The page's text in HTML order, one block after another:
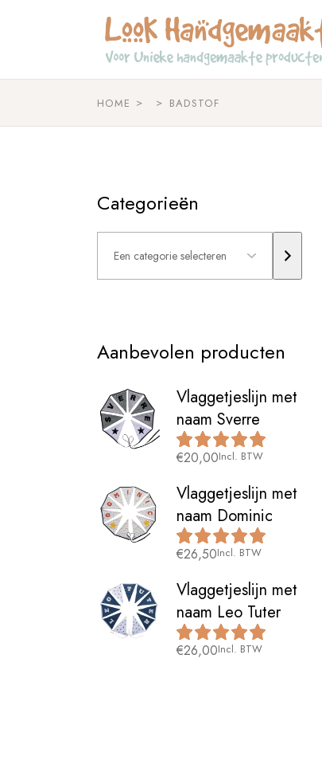
HOME BADSTOF
Categorieën
Een
categorie
selecteren
Aanbevolen producten
Vlaggetjeslijn met
naam Sverre
€20,00Incl. BTW
Vlaggetjeslijn met
naam Dominic
€26,50Incl. BTW
Vlaggetjeslijn met
naam Leo Tuter
€26,00Incl. BTW